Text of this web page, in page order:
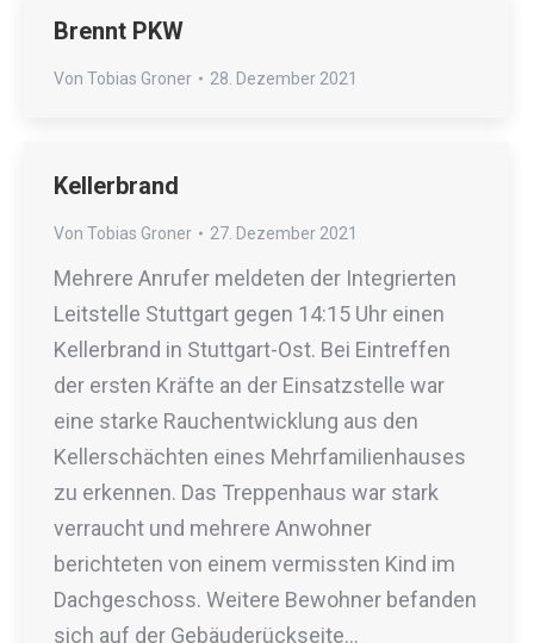
Brennt PKW
Von Tobias Groner 28. Dezember 2021
Kellerbrand
Von Tobias Groner 27. Dezember 2021
Mehrere Anrufer meldeten der Integrierten
Leitstelle Stuttgart gegen 14:15 Uhr einen
Kellerbrand in Stuttgart-Ost. Bei Eintreffen
der ersten Kräfte an der Einsatzstelle war
eine starke Rauchentwicklung aus den
Kellerschächten eines Mehrfamilienhauses
zu erkennen. Das Treppenhaus war stark
verraucht und mehrere Anwohner
berichteten von einem vermissten Kind im
Dachgeschoss. Weitere Bewohner befanden
sich auf der Gebäuderückseite…